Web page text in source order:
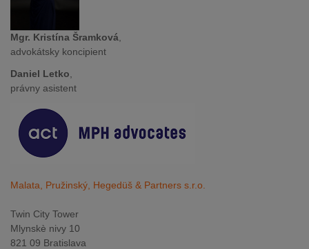
Mgr. Kristína Šramková
advokátsky koncipient
Daniel Letko
právny asistent
Malata, Pružinský, Hegedüš & Partners s.r.o.
Twin City Tower
Mlynskè nivy 10
821 09 Bratislava